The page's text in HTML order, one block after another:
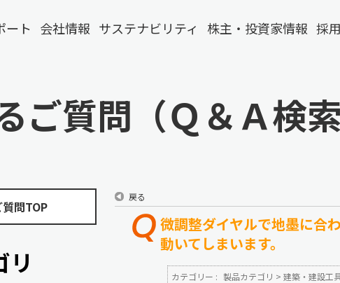
ート 会社情報 サステナビリティ 株主・投資家情報 採
ご質問（Ｑ＆Ａ検索
問TOP
リ
戻る
微調整ダイヤルで地墨に合
動いてしまいます。
カテゴリー : 製品カテゴリ > 建築・建設工